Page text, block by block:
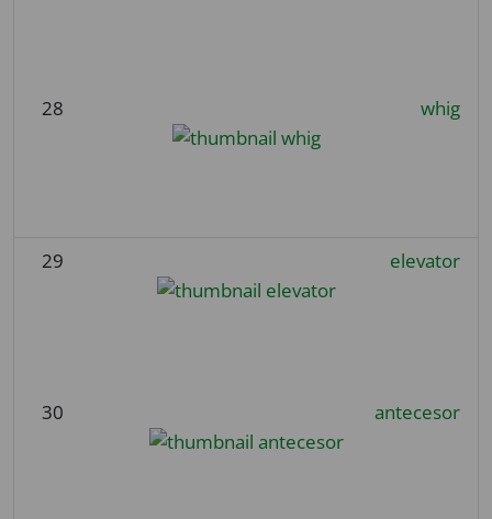
28 whig
29 elevator
30 antecesor